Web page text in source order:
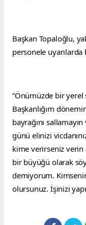
Başkan Topaloğlu,
personele
“Önümüzde bir yerel
Başkanlığım
bayrağını
günü elinizi
kime verirseniz verin
bir büyüğü olarak
demiyorum.
olursunuz. İşinizi